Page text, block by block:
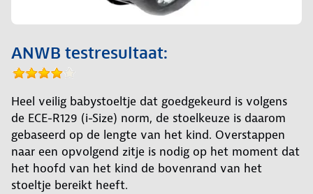
ANWB testresultaat:
Heel veilig babystoeltje dat goedgekeurd is volgens
de ECE-R129 (i-Size) norm, de stoelkeuze is daarom
gebaseerd op de lengte van het kind. Overstappen
naar een opvolgend zitje is nodig op het moment dat
het hoofd van het kind de bovenrand van het
stoeltje bereikt heeft.